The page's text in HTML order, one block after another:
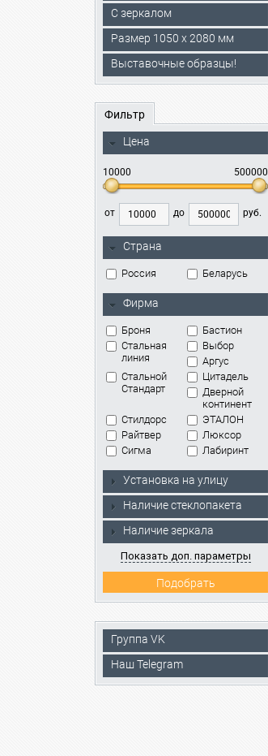
С зеркалом
Размер 1050 х 2080 мм
Выставочные образцы!
Фильтр
Цена
10000 500000
от до руб.
Страна
Россия Беларусь
Фирма
Броня
Бастион
Стальная
линия
Выбор
Аргус
Стальной
Стандарт
Цитадель
Дверной
континент
Стилдорс
ЭТАЛОН
Райтвер
Люксор
Сигма
Лабиринт
Установка на улицу
Наличие стеклопакета
Наличие зеркала
Показать доп. параметры
Группа VK
Наш Telegram